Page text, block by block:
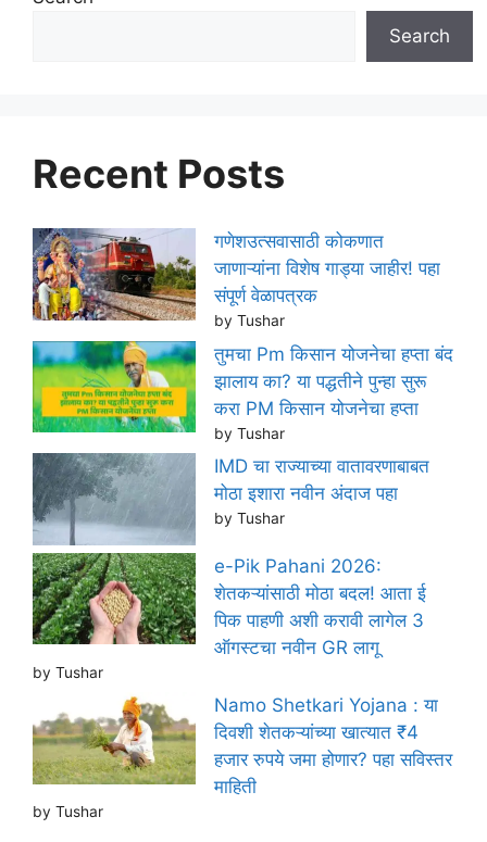
Search
Recent Posts
गणेशउत्सवासाठी कोकणात
जाणाऱ्यांना विशेष गाड्या जाहीर! पहा
संपूर्ण वेळापत्रक
by Tushar
तुमचा Pm किसान योजनेचा हप्ता बंद
झालाय का? या पद्धतीने पुन्हा सुरू
करा PM किसान योजनेचा हप्ता
by Tushar
IMD चा राज्याच्या वातावरणाबाबत
मोठा इशारा नवीन अंदाज पहा
by Tushar
e-Pik Pahani 2026:
शेतकऱ्यांसाठी मोठा बदल! आता ई
पिक पाहणी अशी करावी लागेल 3
ऑगस्टचा नवीन GR लागू
by Tushar
Namo Shetkari Yojana : या
दिवशी शेतकऱ्यांच्या खात्यात ₹4
हजार रुपये जमा होणार? पहा सविस्तर
माहिती
by Tushar